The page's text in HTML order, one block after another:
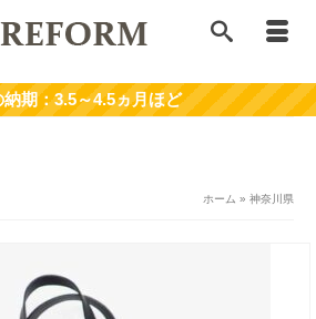
ホーム » 神奈川県